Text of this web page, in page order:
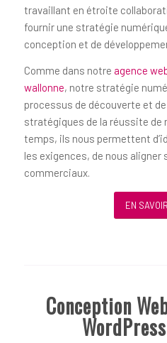
travaillant en étroite
fournir une stratégie
conception et de
Comme dans notre agence
wallonne, notre stratégie
processus de découverte et
stratégiques de la réussite de
temps, ils nous permettent
les exigences, de nous aligner
commerciaux.
EN
Conception